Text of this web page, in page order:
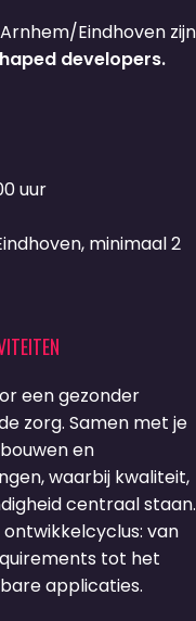
Eindhoven zijn
developers.
uur
minimaal 2
een gezonder
zorg. Samen met je
en
waarbij kwaliteit,
centraal staan.
van
tot het
applicaties.